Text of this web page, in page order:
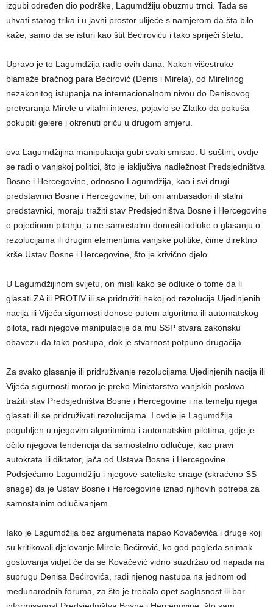
izgubi određen dio podrške, Lagumdžiju obuzmu trnci. Tada se
uhvati starog trika i u javni prostor ulijeće s namjerom da šta bilo
kaže, samo da se isturi kao štit Bećiroviću i tako spriječi štetu.
Upravo je to Lagumdžija radio ovih dana. Nakon višestruke
blamaže bračnog para Bećirović (Denis i Mirela), od Mirelinog
nezakonitog istupanja na internacionalnom nivou do Denisovog
pretvaranja Mirele u vitalni interes, pojavio se Zlatko da pokuša
pokupiti gelere i okrenuti priču u drugom smjeru.
ova Lagumdžijina manipulacija gubi svaki smisao. U suštini, ovdje
se radi o vanjskoj politici, što je isključiva nadležnost Predsjedništva
Bosne i Hercegovine, odnosno Lagumdžija, kao i svi drugi
predstavnici Bosne i Hercegovine, bili oni ambasadori ili stalni
predstavnici, moraju tražiti stav Predsjedništva Bosne i Hercegovine
o pojedinom pitanju, a ne samostalno donositi odluke o glasanju o
rezolucijama ili drugim elementima vanjske politike, čime direktno
krše Ustav Bosne i Hercegovine, što je krivično djelo.
U Lagumdžijinom svijetu, on misli kako se odluke o tome da li
glasati ZA ili PROTIV ili se pridružiti nekoj od rezolucija Ujedinjenih
nacija ili Vijeća sigurnosti donose putem algoritma ili automatskog
pilota, radi njegove manipulacije da mu SSP stvara zakonsku
obavezu da tako postupa, dok je stvarnost potpuno drugačija.
Za svako glasanje ili pridruživanje rezolucijama Ujedinjenih nacija ili
Vijeća sigurnosti morao je preko Ministarstva vanjskih poslova
tražiti stav Predsjedništva Bosne i Hercegovine i na temelju njega
glasati ili se pridruživati rezolucijama. I ovdje je Lagumdžija
pogubljen u njegovim algoritmima i automatskim pilotima, gdje je
očito njegova tendencija da samostalno odlučuje, kao pravi
autokrata ili diktator, jača od Ustava Bosne i Hercegovine.
Podsjećamo Lagumdžiju i njegove satelitske snage (skraćeno SS
snage) da je Ustav Bosne i Hercegovine iznad njihovih potreba za
samostalnim odlučivanjem.
Iako je Lagumdžija bez argumenata napao Kovačevića i druge koji
su kritikovali djelovanje Mirele Bećirović, ko god pogleda snimak
gostovanja vidjet će da se Kovačević vidno suzdržao od napada na
suprugu Denisa Bećirovića, radi njenog nastupa na jednom od
međunarodnih foruma, za što je trebala opet saglasnost ili bar